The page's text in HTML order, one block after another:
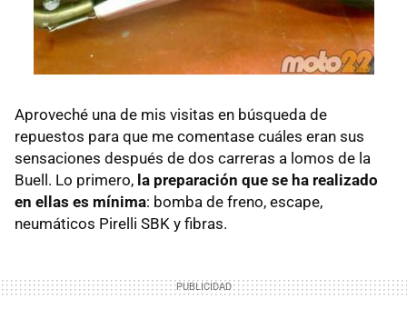
Aproveché una de mis visitas en búsqueda de
repuestos para que me comentase cuáles eran sus
sensaciones después de dos carreras a lomos de la
Buell. Lo primero, la preparación que se ha realizado
en ellas es mínima: bomba de freno, escape,
neumáticos Pirelli SBK y fibras.